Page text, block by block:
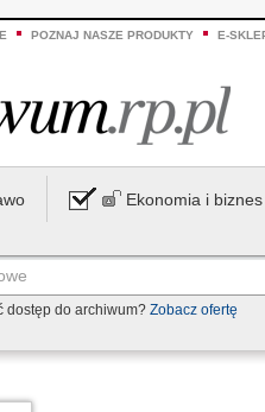
POZNAJ NASZE PRODUKTY E-
Ekonomia i biznes
dostęp do archiwum? Zobacz ofertę